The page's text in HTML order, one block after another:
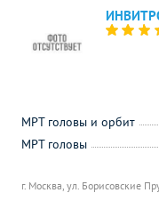
г. Москва, ул. Борисовские
МРТ головы и орбит
МРТ головы